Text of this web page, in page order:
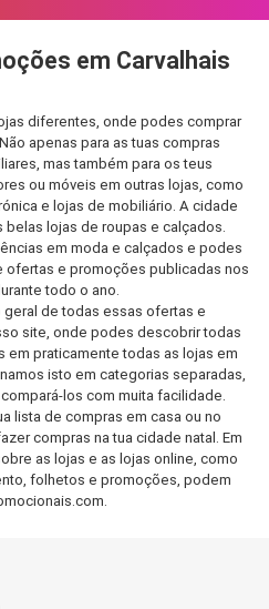
em Carvalhais
diferentes, onde podes comprar
apenas para as tuas compras
mas também para os teus
ou móveis em outras lojas, como
e lojas de mobiliário. A cidade
lojas de roupas e calçados.
em moda e calçados e podes
ofertas e promoções publicadas nos
todo o ano.
geral de todas essas ofertas e
site, onde podes descobrir todas
em praticamente todas as lojas em
isto em categorias separadas,
los com muita facilidade.
lista de compras em casa ou no
compras na tua cidade natal. Em
as lojas e as lojas online, como
folhetos e promoções, podem